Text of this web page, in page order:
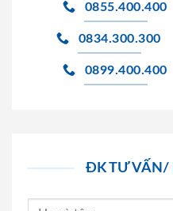
0855.400.400
0834.300.300
0899.400.400
ĐK TƯ VẤN/